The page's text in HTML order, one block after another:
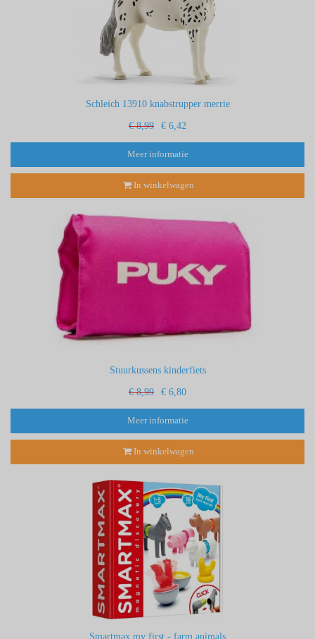
Schleich 13910 knabstrupper merrie
€ 8,99 € 6,42
Meer informatie
In winkelwagen
Stuurkussens kinderfiets
€ 8,99 € 6,80
Meer informatie
In winkelwagen
Smartmax my first - farm animals